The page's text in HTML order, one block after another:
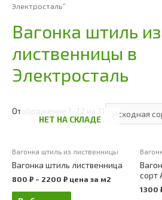
Электросталь”
Вагонка штиль из
лиственницы в
Электросталь
Отображение 1–12 из 31
НЕТ НА СКЛАДЕ
Вагонка штиль из лиственницы
Вагонка штиль лиственница
800 ₽ – 2200 ₽ цена за м2
сорт
1300